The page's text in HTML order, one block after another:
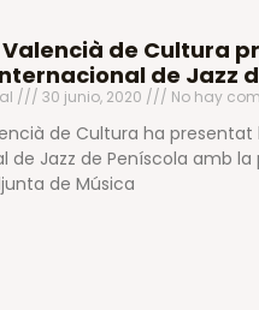
Valencià de Cultura
de Jazz
30 junio, 2020 No hay
de Cultura ha presentat
de Jazz de Peníscola amb la
de Música